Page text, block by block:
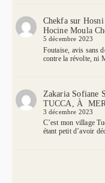
Chekfasur
Hocine Moula
5 décembre 2023
Foutaise, avis sans
contre la révolte, ni
Zakaria Sofiane
TUCCA, À
3 décembre 2023
C’est mon village
étant petit d’avoir